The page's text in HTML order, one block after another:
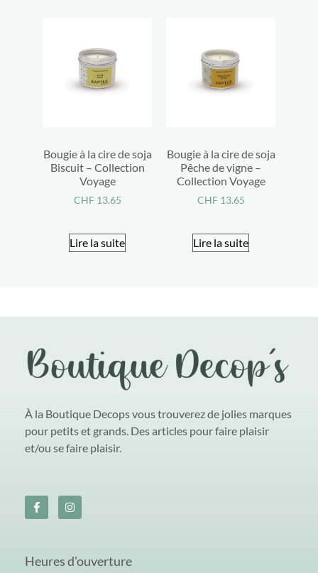
Bougie à la cire de soja
Biscuit – Collection
Voyage
CHF13.65
Lire la suite
Bougie à la cire de soja
Pêche de vigne –
Collection Voyage
CHF13.65
Lire la suite
À la Boutique Decops vous trouverez de jolies marques
pour petits et grands. Des articles pour faire plaisir
et/ou se faire plaisir.
Heures d'ouverture